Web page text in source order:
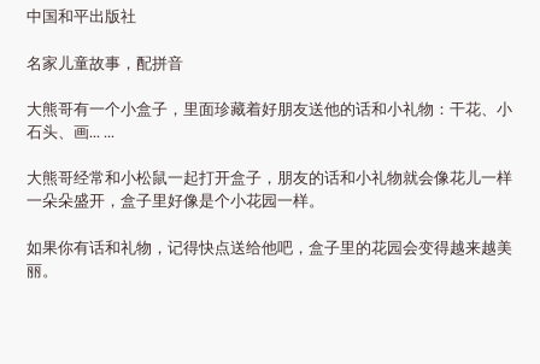
中国和平出版社
名家儿童故事，配拼音
大熊哥有一个小盒子，里面珍藏着好朋友送他的话和小礼物：干花、小
石头、画... ...
大熊哥经常和小松鼠一起打开盒子，朋友的话和小礼物就会像花儿一样
一朵朵盛开，盒子里好像是个小花园一样。
如果你有话和礼物，记得快点送给他吧，盒子里的花园会变得越来越美
丽。